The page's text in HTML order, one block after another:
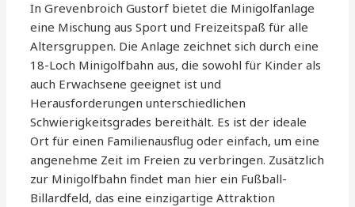
In Grevenbroich Gustorf bietet die Minigolfanlage
eine Mischung aus Sport und Freizeitspaß für alle
Altersgruppen. Die Anlage zeichnet sich durch eine
18-Loch Minigolfbahn aus, die sowohl für Kinder als
auch Erwachsene geeignet ist und
Herausforderungen unterschiedlichen
Schwierigkeitsgrades bereithält. Es ist der ideale
Ort für einen Familienausflug oder einfach, um eine
angenehme Zeit im Freien zu verbringen. Zusätzlich
zur Minigolfbahn findet man hier ein Fußball-
Billardfeld, das eine einzigartige Attraktion